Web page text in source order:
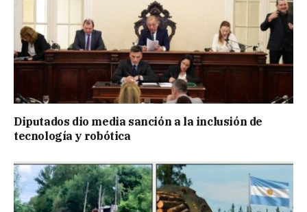
Diputados dio media sanción a la inclusión de
tecnología y robótica